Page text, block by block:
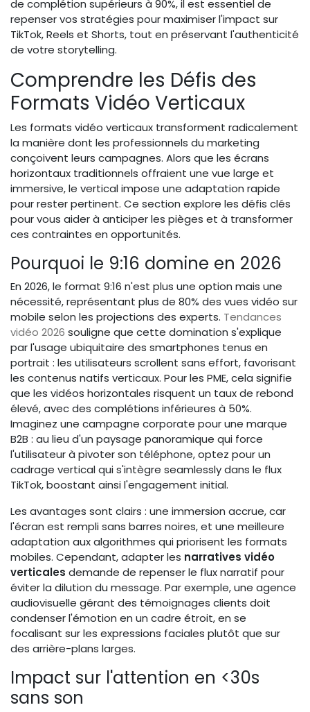
de complétion supérieurs à 90%, il est essentiel de
repenser vos stratégies pour maximiser l'impact sur
TikTok, Reels et Shorts, tout en préservant l'authenticité
de votre storytelling.
Comprendre les Défis des
Formats Vidéo Verticaux
Les formats vidéo verticaux transforment radicalement
la manière dont les professionnels du marketing
conçoivent leurs campagnes. Alors que les écrans
horizontaux traditionnels offraient une vue large et
immersive, le vertical impose une adaptation rapide
pour rester pertinent. Ce section explore les défis clés
pour vous aider à anticiper les pièges et à transformer
ces contraintes en opportunités.
Pourquoi le 9:16 domine en 2026
En 2026, le format 9:16 n'est plus une option mais une
nécessité, représentant plus de 80% des vues vidéo sur
mobile selon les projections des experts. Tendances
vidéo 2026 souligne que cette domination s'explique
par l'usage ubiquitaire des smartphones tenus en
portrait : les utilisateurs scrollent sans effort, favorisant
les contenus natifs verticaux. Pour les PME, cela signifie
que les vidéos horizontales risquent un taux de rebond
élevé, avec des complétions inférieures à 50%.
Imaginez une campagne corporate pour une marque
B2B : au lieu d'un paysage panoramique qui force
l'utilisateur à pivoter son téléphone, optez pour un
cadrage vertical qui s'intègre seamlessly dans le flux
TikTok, boostant ainsi l'engagement initial.
Les avantages sont clairs : une immersion accrue, car
l'écran est rempli sans barres noires, et une meilleure
adaptation aux algorithmes qui priorisent les formats
mobiles. Cependant, adapter les narratives vidéo
verticales demande de repenser le flux narratif pour
éviter la dilution du message. Par exemple, une agence
audiovisuelle gérant des témoignages clients doit
condenser l'émotion en un cadre étroit, en se
focalisant sur les expressions faciales plutôt que sur
des arrière-plans larges.
Impact sur l'attention en <30s
sans son